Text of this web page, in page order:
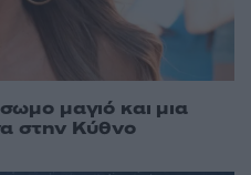
μαγιό και μια
στην Κύθνο